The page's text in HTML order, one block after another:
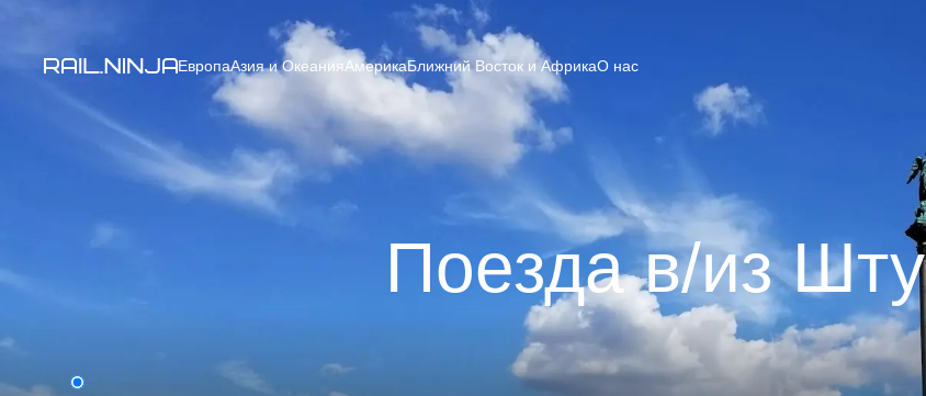
ЕвропаАзия и ОкеанияАмерикаБлижний Восток и АфрикаО нас
Поезда в/из